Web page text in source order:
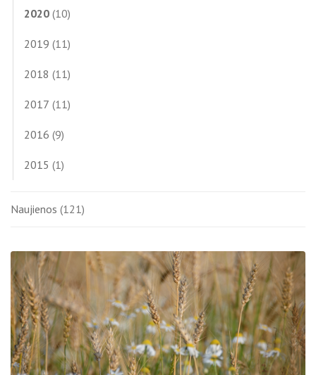
2020 (10)
2019 (11)
2018 (11)
2017 (11)
2016 (9)
2015 (1)
Naujienos (121)